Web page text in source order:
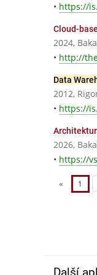
• https://
Cloud-
2024,
• http://
Data
2012,
• https://
2026,
• https://
« 1